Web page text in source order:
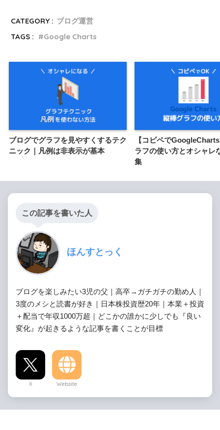
CATEGORY : ブログ運営
TAGS :
Google Charts
ブログでグラフを見やすくするテク
ニック｜凡例は非表示が基本
【コピペで
ラフの使い方とオシャレ
集
この記事を書いた人
ほんすとっく
ブログを楽しみたい3児の父｜高卒→ガチガチの勤め人｜
3度のメシと読書が好き｜日本株投資歴20年｜本業＋投資
＋配当で年収1000万超｜どこかの誰かに少しでも『良い
変化』が起きるような記事を書くことが目標
X Website